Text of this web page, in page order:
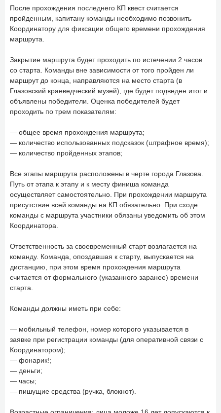
После прохождения последнего КП квест считается
пройденным, капитану команды необходимо позвонить
Координатору для фиксации общего времени прохождения
маршрута.
Закрытие маршрута будет проходить по истечении 2 часов
со старта. Команды вне зависимости от того пройден ли
маршрут до конца, направляются на место старта (в
Глазовский краеведческий музей), где будет подведен итог и
объявлены победители. Оценка победителей будет
проходить по трем показателям:
— общее время прохождения маршрута;
— количество использованных подсказок (штрафное время);
— количество пройденных этапов;
Все этапы маршрута расположены в черте города Глазова.
Путь от этапа к этапу и к месту финиша команда
осуществляет самостоятельно. При прохождении маршрута
присутствие всей команды на КП обязательно. При сходе
команды с маршрута участники обязаны уведомить об этом
Координатора.
Ответственность за своевременный старт возлагается на
команду. Команда, опоздавшая к старту, выпускается на
дистанцию, при этом время прохождения маршрута
считается от формального (указанного заранее) времени
старта.
Команды должны иметь при себе:
— мобильный телефон, номер которого указывается в
заявке при регистрации команды (для оперативной связи с
Координатором);
— фонарик!;
— деньги;
— часы;
— пишущие средства (ручка, блокнот).